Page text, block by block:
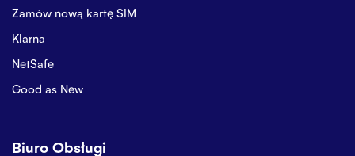
Zamów nową kartę SIM
Klarna
NetSafe
Good as New
Biuro Obsługi